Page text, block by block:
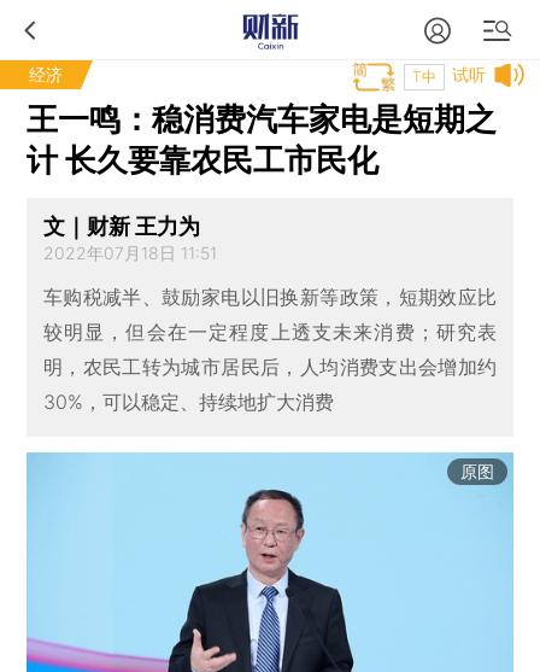
经济 试听
T中
王一鸣：稳消费汽车家电是短期之
计 长久要靠农民工市民化
文｜财新 王力为
2022年07月18日 11:51
车购税减半、鼓励家电以旧换新等政策，短期效应比
较明显，但会在一定程度上透支未来消费；研究表
明，农民工转为城市居民后，人均消费支出会增加约
30%，可以稳定、持续地扩大消费
原图